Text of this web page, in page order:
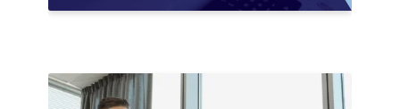
ADAPTACIONES
2026